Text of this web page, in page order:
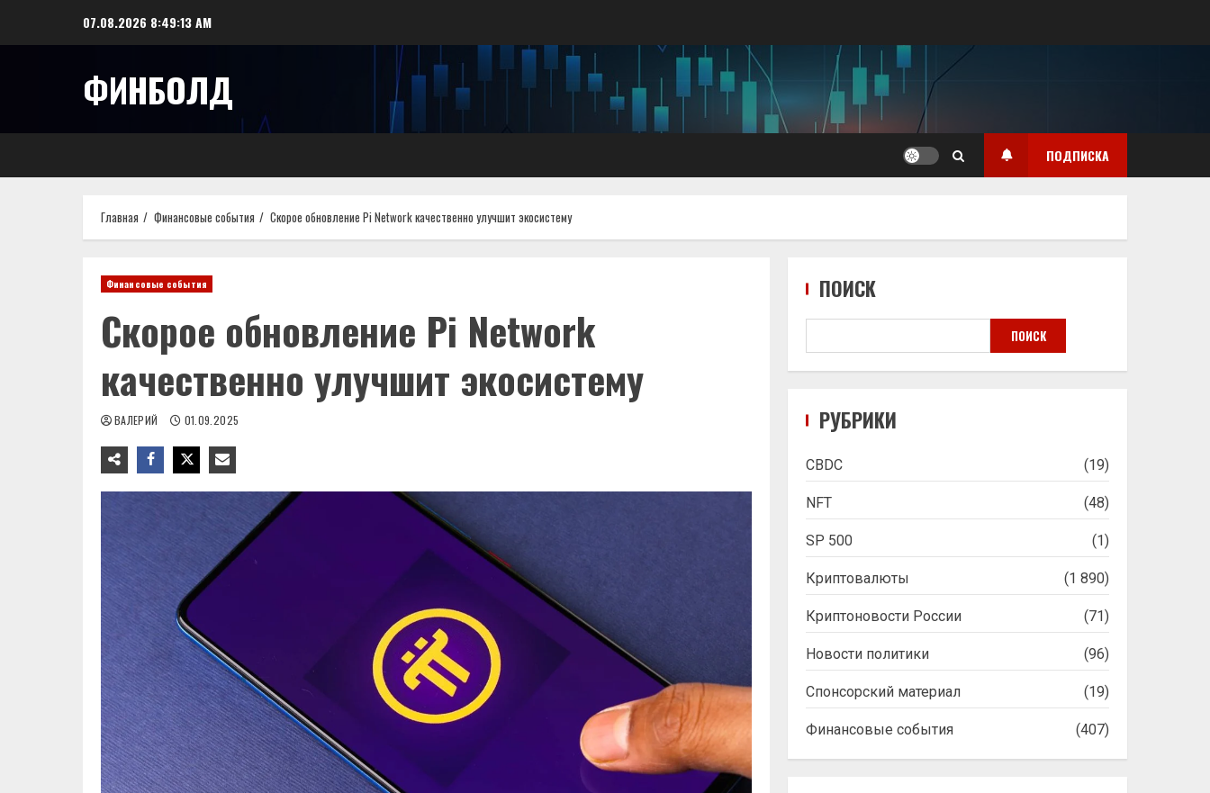
07.08.2026 8:49:14 AM
ФИНБОЛД
ПОДПИСКА
Главная Финансовые события Скорое обновление Pi Network качественно улучшит экосистему
Финансовые события
Скорое обновление Pi Network
качественно улучшит экосистему
ВАЛЕРИЙ 01.09.2025
ПОИСК
ПОИСК
РУБРИКИ
CBDC (19)
NFT (48)
SP 500 (1)
Криптовалюты (1 890)
Криптоновости России (71)
Новости политики (96)
Спонсорский материал (19)
Финансовые события (407)